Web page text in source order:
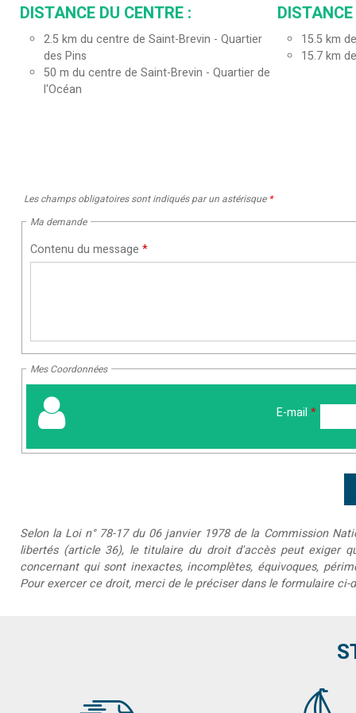
DISTANCE DU CENTRE :
2.5km du centre de Saint-Brevin - Quartier
des Pins
50 m du centre de Saint-Brevin - Quartier de
l'Océan
15.5 km
15.7 km
Les champs obligatoires sont indiqués par un astérisque *
Ma demande
Contenu du message *
Mes Coordonnées
E-mail *
Selon la Loi n° 78-17 du 06 janvier 1978 de la Commission
libertés (article 36), le titulaire du droit d'accès peut exiger
concernant qui sont inexactes, incomplètes, équivoques,
Pour exercer ce droit, merci de le préciser dans le formulaire ci-